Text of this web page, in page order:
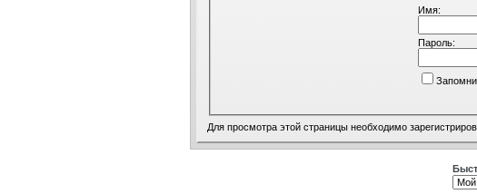
Имя:
Пароль:
Для просмотра этой страницы необходимо